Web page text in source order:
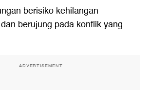
berisiko kehilangan
berujung pada konflik yang
ADVERTISEMENT